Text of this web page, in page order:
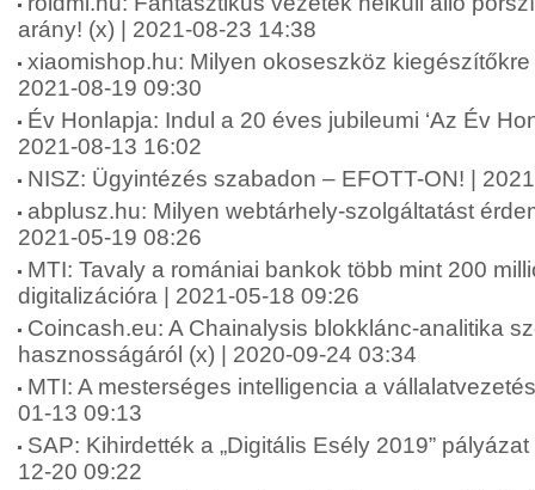
arány! (x) | 2021-08-23 14:38
xiaomishop.hu: Milyen okoseszköz
2021-08-19 09:30
Év Honlapja: Indul a 20 éves jubileumi ‘Az Év
2021-08-13 16:02
NISZ: Ügyintézés szabadon – EFOTT-ON! |
abplusz.hu: Milyen webtárhely-szolgáltatást
2021-05-19 08:26
MTI: Tavaly a romániai bankok több mint 200
digitalizációra | 2021-05-18 09:26
Coincash.eu: A Chainalysis blokklánc-analitika
hasznosságáról (x) | 2020-09-24 03:34
MTI: A mesterséges intelligencia a
01-13 09:13
SAP: Kihirdették a „Digitális Esély 2019”
12-20 09:22